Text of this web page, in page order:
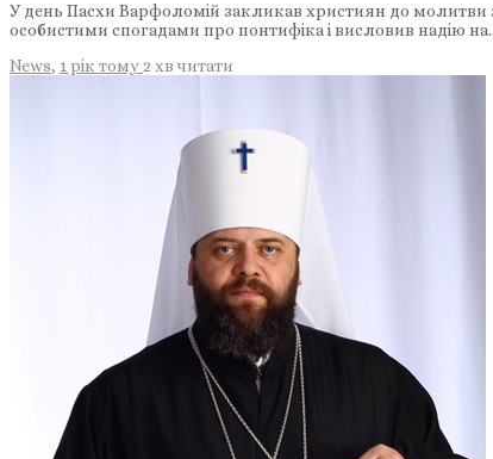
У день Пасхи Варфоломій закликав християн до молитви
особистими спогадами про понтифіка і висловив надію
News, 1 рік тому 2 хв читати